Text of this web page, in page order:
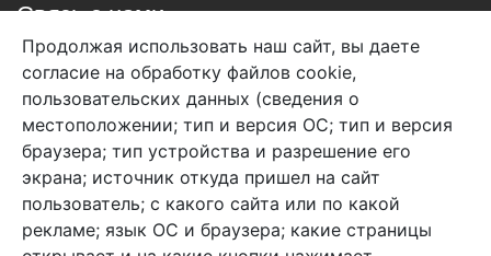
Связь с нами
+7 (495) 933-38-08
info@arben-textile.ru- оптовые продажи
Арбен текстиль г. Щелково, пер.
1-й Советский д.25, владение 2.
Продолжая использовать наш сайт, вы даете
согласие на обработку файлов cookie,
пользовательских данных (сведения о
местоположении; тип и версия ОС; тип и версия
браузера; тип устройства и разрешение его
экрана; источник откуда пришел на сайт
пользователь; с какого сайта или по какой
рекламе; язык ОС и браузера; какие страницы